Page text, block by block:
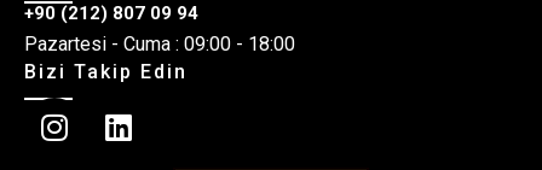
+90 (212) 807 09 94
Pazartesi - Cuma : 09:00 - 18:00
Bizi Takip Edin